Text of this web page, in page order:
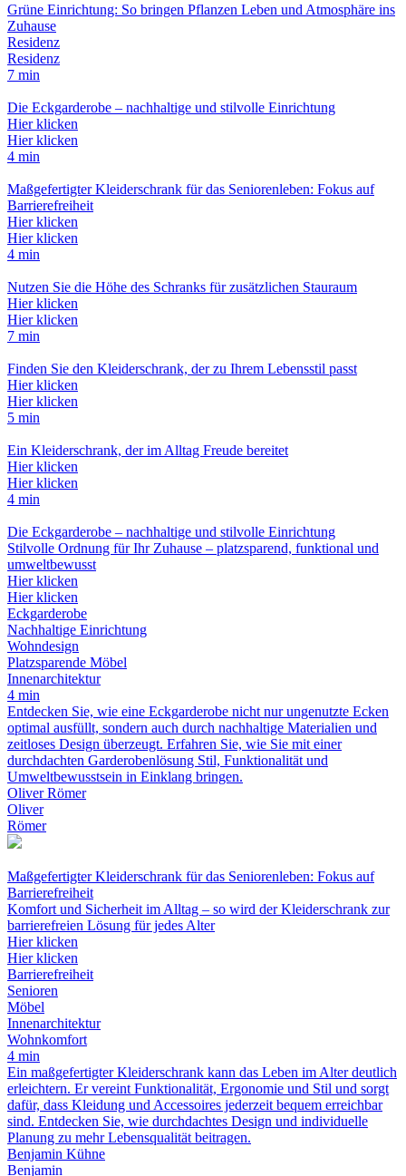
Grüne Einrichtung: So bringen Pflanzen Leben und Atmosphäre ins
Zuhause
Residenz
Residenz
7 min
Die Eckgarderobe – nachhaltige und stilvolle Einrichtung
Hier klicken
Hier klicken
4 min
Maßgefertigter Kleiderschrank für das Seniorenleben: Fokus auf
Barrierefreiheit
Hier klicken
Hier klicken
4 min
Nutzen Sie die Höhe des Schranks für zusätzlichen Stauraum
Hier klicken
Hier klicken
7 min
Finden Sie den Kleiderschrank, der zu Ihrem Lebensstil passt
Hier klicken
Hier klicken
5 min
Ein Kleiderschrank, der im Alltag Freude bereitet
Hier klicken
Hier klicken
4 min
Die Eckgarderobe – nachhaltige und stilvolle Einrichtung
Stilvolle Ordnung für Ihr Zuhause – platzsparend, funktional und
umweltbewusst
Hier klicken
Hier klicken
Eckgarderobe
Nachhaltige Einrichtung
Wohndesign
Platzsparende Möbel
Innenarchitektur
4 min
Entdecken Sie, wie eine Eckgarderobe nicht nur ungenutzte Ecken
optimal ausfüllt, sondern auch durch nachhaltige Materialien und
zeitloses Design überzeugt. Erfahren Sie, wie Sie mit einer
durchdachten Garderobenlösung Stil, Funktionalität und
Umweltbewusstsein in Einklang bringen.
Oliver Römer
Oliver
Römer
Maßgefertigter Kleiderschrank für das Seniorenleben: Fokus auf
Barrierefreiheit
Komfort und Sicherheit im Alltag – so wird der Kleiderschrank zur
barrierefreien Lösung für jedes Alter
Hier klicken
Hier klicken
Barrierefreiheit
Senioren
Möbel
Innenarchitektur
Wohnkomfort
4 min
Ein maßgefertigter Kleiderschrank kann das Leben im Alter deutlich
erleichtern. Er vereint Funktionalität, Ergonomie und Stil und sorgt
dafür, dass Kleidung und Accessoires jederzeit bequem erreichbar
sind. Entdecken Sie, wie durchdachtes Design und individuelle
Planung zu mehr Lebensqualität beitragen.
Benjamin Kühne
Benjamin